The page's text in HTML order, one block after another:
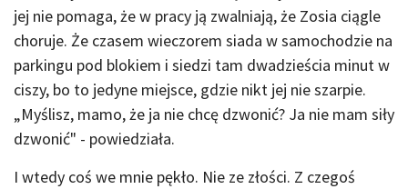
jej nie pomaga, że w pracy ją zwalniają, że Zosia ciągle
choruje. Że czasem wieczorem siada w samochodzie na
parkingu pod blokiem i siedzi tam dwadzieścia minut w
ciszy, bo to jedyne miejsce, gdzie nikt jej nie szarpie.
„Myślisz, mamo, że ja nie chcę dzwonić? Ja nie mam siły
dzwonić" - powiedziała.
I wtedy coś we mnie pękło. Nie ze złości. Z czegoś